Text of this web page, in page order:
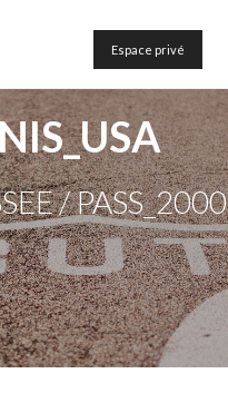
Espace privé
/ PASS_2000